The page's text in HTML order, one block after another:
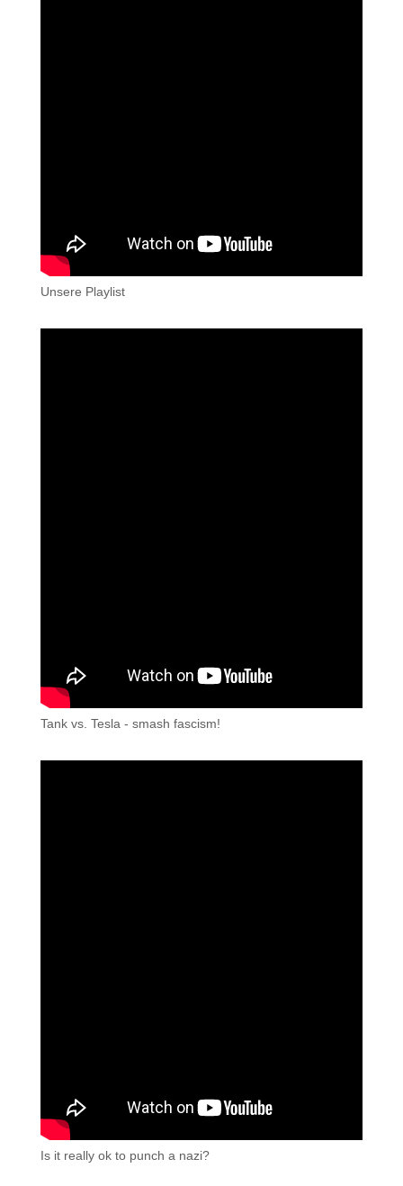
Unsere Playlist
Tank vs. Tesla - smash fascism!
Is it really ok to punch a nazi?